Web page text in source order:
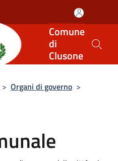
Comune
di
Clusone
> Organi di governo >